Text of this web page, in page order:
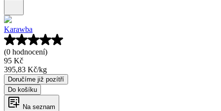
Karawba
(0 hodnocení)
95 Kč
395,83 Kč/kg
Doručíme již pozítří
Do košíku
Na seznam